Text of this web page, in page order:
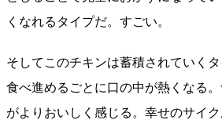
くなれるタイプだ。すごい。
そしてこのチキンは蓄積されていくタ
食べ進めるごとに口の中が熱くなる
がよりおいしく感じる。幸せのサイク